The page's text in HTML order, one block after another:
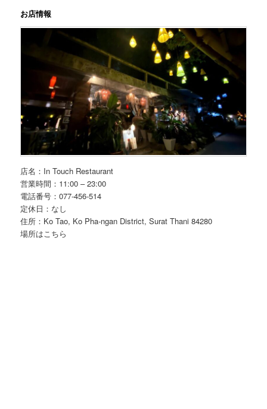
お店情報
店名：In Touch Restaurant
営業時間：11:00 – 23:00
電話番号：077-456-514
定休日：なし
住所：Ko Tao, Ko Pha-ngan District, Surat Thani 84280
場所はこちら